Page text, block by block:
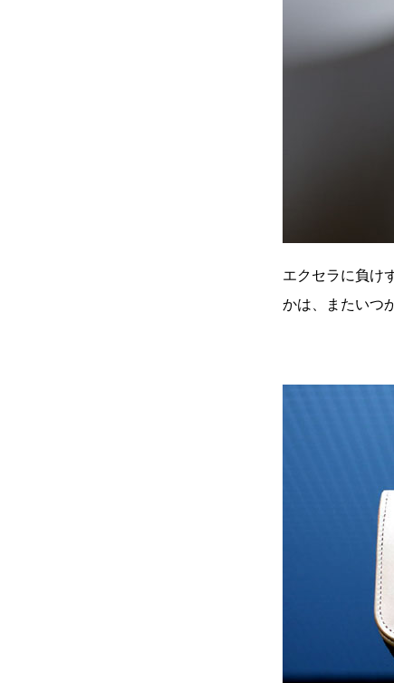
エクセラに負け
かは、またいつ